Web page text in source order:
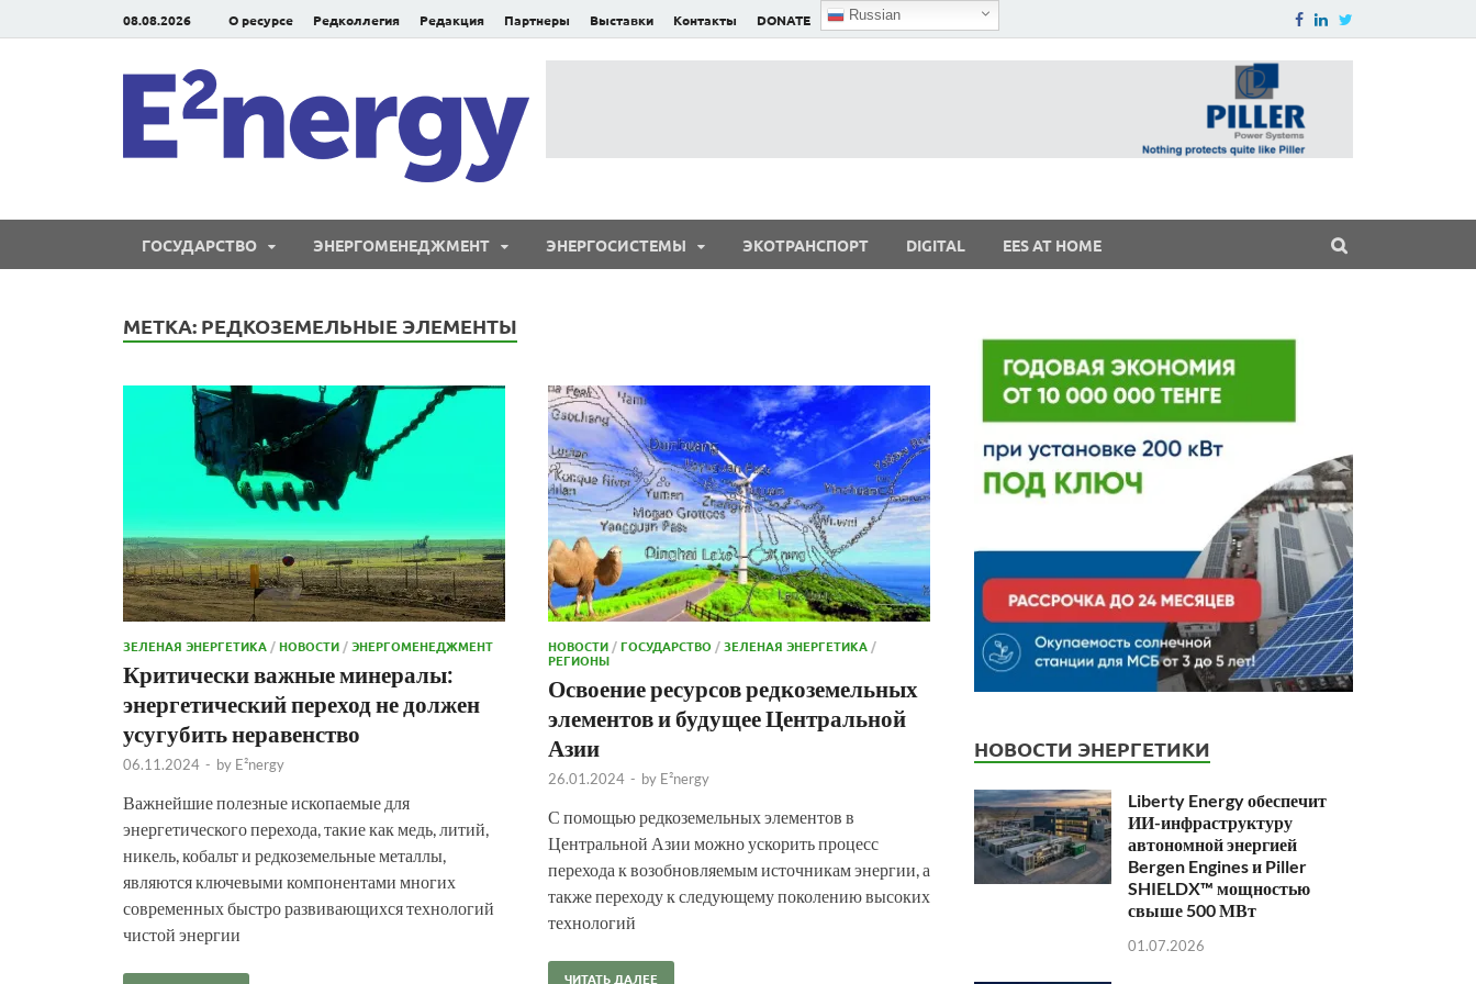
08.08.2026 О ресурсе Редколлегия Редакция Партнеры Выставки Контакты DONATE Russian
ГОСУДАРСТВО ЭНЕРГОМЕНЕДЖМЕНТ ЭНЕРГОСИСТЕМЫ ЭКОТРАНСПОРТ DIGITAL EES AT HOME
МЕТКА: РЕДКОЗЕМЕЛЬНЫЕ ЭЛЕМЕНТЫ
ЗЕЛЕНАЯ ЭНЕРГЕТИКА /НОВОСТИ /ЭНЕРГОМЕНЕДЖМЕНТ
Критически важные минералы:
энергетический переход не должен
усугубить неравенство
06.11.2024 - by E²nergy
Важнейшие полезные ископаемые для
энергетического перехода, такие как медь, литий,
никель, кобальт и редкоземельные металлы,
являются ключевыми компонентами многих
современных быстро развивающихся технологий
чистой энергии
НОВОСТИ /ГОСУДАРСТВО /ЗЕЛЕНАЯ ЭНЕРГЕТИКА /
РЕГИОНЫ
Освоение ресурсов редкоземельных
элементов и будущее Центральной
Азии
26.01.2024 - by E²nergy
С помощью редкоземельных элементов в
Центральной Азии можно ускорить процесс
перехода к возобновляемым источникам энергии, а
также переходу к следующему поколению высоких
технологий
ЧИТАТЬ ДАЛЕЕ
НОВОСТИ ЭНЕРГЕТИКИ
Liberty Energy обеспечит
ИИ-инфраструктуру
автономной энергией
Bergen Engines и Piller
SHIELDX™ мощностью
свыше 500 МВт
01.07.2026